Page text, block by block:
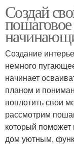
Создай
Создание
немного
начинает
планом и
воплотить свои
рассмотрим
который
дом уютным,